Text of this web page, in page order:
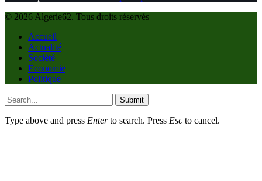
© 2026 Algerie62. Tous droits réservés
Accueil
Actualité
Société
Economie
Politique
Submit
Type above and press Enterto search. Press Esc to cancel.